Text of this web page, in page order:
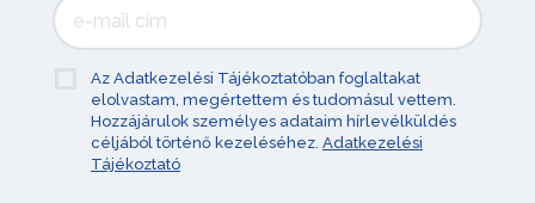
Az Adatkezelési Tájékoztatóban foglaltakat
elolvastam, megértettem és tudomásul vettem.
Hozzájárulok személyes adataim hírlevélküldés
céljából történő kezeléséhez. Adatkezelési
Tájékoztató